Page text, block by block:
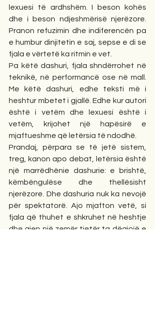
lexuesi të ardhshëm. I beson kohës
dhe i beson ndjeshmërisë njerëzore.
Pranon refuzimin dhe indiferencën pa
e humbur dinjitetin e saj, sepse e di se
fjala e vërtetë ka ritmin e vet.
Pa këtë dashuri, fjala shndërrohet në
teknikë, në performancë ose në mall.
Me këtë dashuri, edhe teksti më i
heshtur mbetet i gjallë. Edhe kur autori
është i vetëm dhe lexuesi është i
vetëm, krijohet një hapësirë e
mjaftueshme që letërsia të ndodhë.
Prandaj, përpara se të jetë sistem,
treg, kanon apo debat, letërsia është
një marrëdhënie dashurie: e brishtë,
këmbëngulëse dhe thellësisht
njerëzore. Dhe dashuria nuk ka nevojë
për spektatorë. Ajo mjafton vetë, si
fjala që thuhet e shkruhet në heshtje
dhe gjen një zemër tjetër ta dëgjojë e